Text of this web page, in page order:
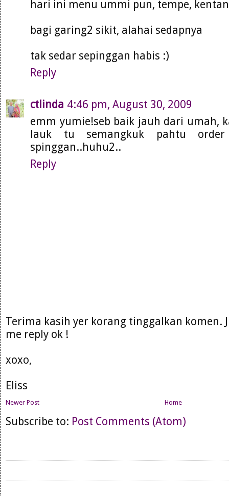
hari ini menu ummi pun, tempe,
bagi garing2 sikit, alahai sedapnya
tak sedar sepinggan habis :)
Reply
ctlinda 4:46 pm, August 30, 2009
emm yumie!seb baik jauh dari umah,
lauk tu semangkuk pahtu
spinggan..huhu2..
Reply
Terima kasih yer korang tinggalkan komen.
me reply ok !
xoxo,
Eliss
Newer Post Home
Subscribe to: Post Comments (Atom)